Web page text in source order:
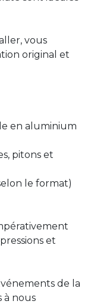
vous
original et
en aluminium
pitons et
le format)
et
de la
à nous